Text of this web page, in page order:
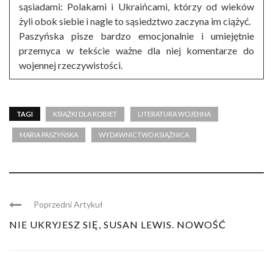
sąsiadami: Polakami i Ukraińcami, którzy od wieków
żyli obok siebie i nagle to sąsiedztwo zaczyna im ciążyć.
Paszyńska pisze bardzo emocjonalnie i umiejętnie
przemyca w tekście ważne dla niej komentarze do
wojennej rzeczywistości.
TAGI KSIĄŻKI DLA KOBIET LITERATURA WOJENNA
MARIA PASZYŃSKA WYDAWNICTWO KSIĄŻNICA
Poprzedni Artykuł
NIE UKRYJESZ SIĘ, SUSAN LEWIS. NOWOŚĆ